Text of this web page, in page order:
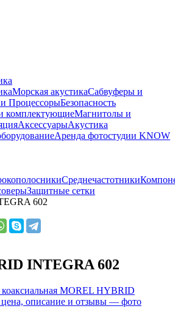
Морская акустикаСабвуферы и
ПроцессорыБезопасность
комплектующиеМагнитолы и
АксессуарыАкустика
Аренда фотостудии KNOW
Среднечастотники
Защитные сетки
602
INTEGRA 602